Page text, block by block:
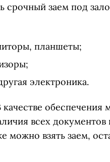
заем под
планшеты;
электроника.
всех
можно взять заем,